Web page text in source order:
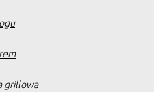
grillowa